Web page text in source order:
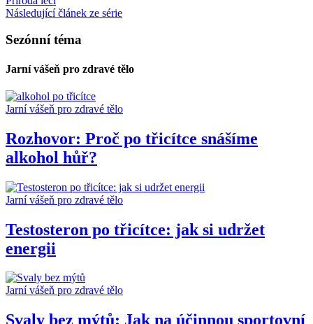
Následující článek ze série
Sezónní téma
Jarní vášeň pro zdravé tělo
Jarní vášeň pro zdravé tělo
Rozhovor: Proč po třicítce snášíme
alkohol hůř?
Jarní vášeň pro zdravé tělo
Testosteron po třicítce: jak si udržet
energii
Jarní vášeň pro zdravé tělo
Svaly bez mýtů: Jak na účinnou sportovní